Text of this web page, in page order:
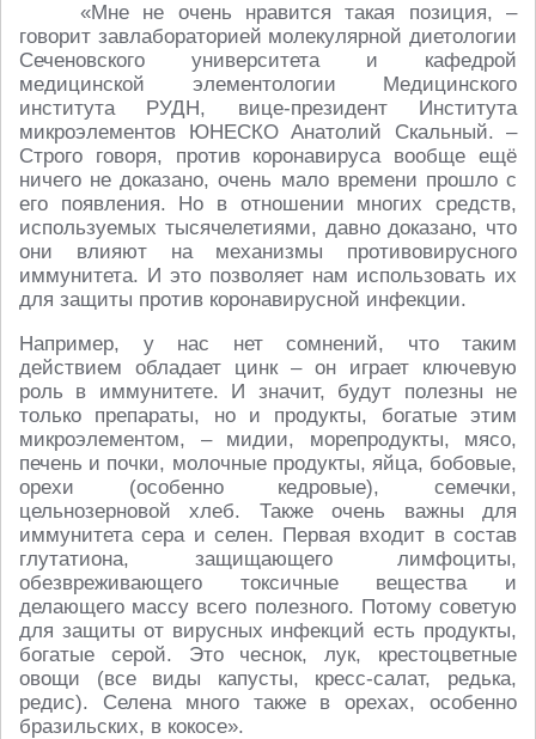
«Мне не очень нравится такая позиция, –
говорит завлабораторией молекулярной диетологии
Сеченовского университета и кафедрой
медицинской элементологии Медицинского
института РУДН, вице-президент Института
микроэлементов ЮНЕСКО Анатолий Скальный. –
Строго говоря, против коронавируса вообще ещё
ничего не доказано, очень мало времени прошло с
его появления. Но в отношении многих средств,
используемых тысячелетиями, давно доказано, что
они влияют на механизмы противовирусного
иммунитета. И это позволяет нам использовать их
для защиты против коронавирусной инфекции.
Например, у нас нет сомнений, что таким
действием обладает цинк – он играет ключевую
роль в иммунитете. И значит, будут полезны не
только препараты, но и продукты, богатые этим
микроэлементом, – мидии, морепродукты, мясо,
печень и почки, молочные продукты, яйца, бобовые,
орехи (особенно кедровые), семечки,
цельнозерновой хлеб. Также очень важны для
иммунитета сера и селен. Первая входит в состав
глутатиона, защищающего лимфоциты,
обезвреживающего токсичные вещества и
делающего массу всего полезного. Потому советую
для защиты от вирусных инфекций есть продукты,
богатые серой. Это чеснок, лук, крестоцветные
овощи (все виды капусты, кресс-салат, редька,
редис). Селена много также в орехах, особенно
бразильских, в кокосе».